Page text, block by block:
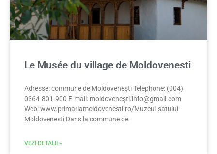
Le Musée du village de Moldovenesti
Adresse: commune de Moldovenești Téléphone: (004)
0364-801.900 E-mail: moldoveneşti.info@gmail.com
Web: www.primariamoldovenesti.ro/Muzeul-satului-
Moldovenesti Dans la commune de
VEZI DETALII »